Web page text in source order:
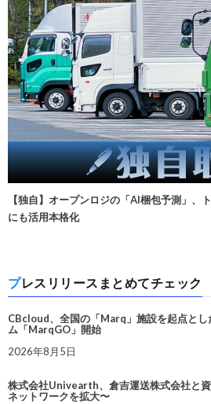
【独自】オープンロジの「AI梱包予測」、
にも活用本格化
プレスリリースまとめてチェック
CBcloud、全国の「Marq」施設を起点とし
ム「MarqGO」開始
2026年8月5日
株式会社Univearth、倉吉運送株式会社と
ネットワークを拡大〜